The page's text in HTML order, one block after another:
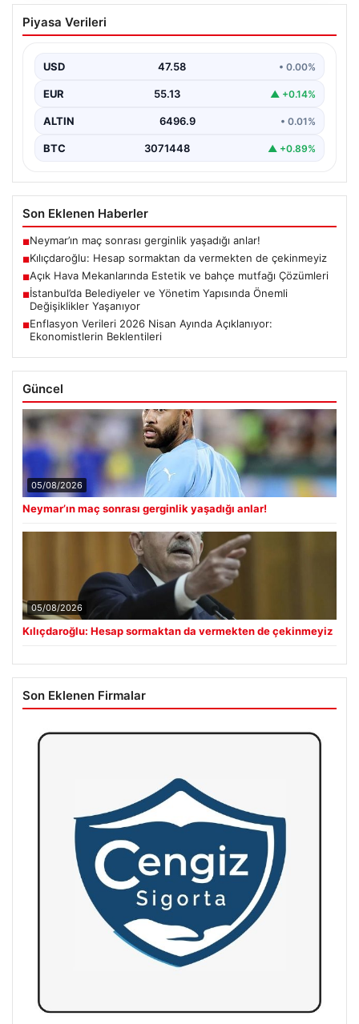
Kılıçdaroğlu: Hesap sormaktan da
vermekten de çekinmeyiz
de çekinmeyiz", "content": "Cumhuriyet Halk Partisi
(CHP) Genel…
Piyasa Verileri
USD 47.58 • 0.00%
EUR 55.13 ▲ +0.14%
ALTIN 6496.9 • 0.01%
BTC 3071448 ▲ +0.89%
Son Eklenen Haberler
■Neymar’ın maç sonrası gerginlik yaşadığı anlar!
■Kılıçdaroğlu: Hesap sormaktan da vermekten de çekinmeyiz
■Açık Hava Mekanlarında Estetik ve bahçe mutfağı Çözümleri
■İstanbul’da Belediyeler ve Yönetim Yapısında Önemli
Değişiklikler Yaşanıyor
■Enflasyon Verileri 2026 Nisan Ayında Açıklanıyor:
Ekonomistlerin Beklentileri
Güncel
05/08/2026
Neymar’ın maç sonrası gerginlik yaşadığı anlar!
05/08/2026
Kılıçdaroğlu: Hesap sormaktan da vermekten de çekinmeyiz
Son Eklenen Firmalar